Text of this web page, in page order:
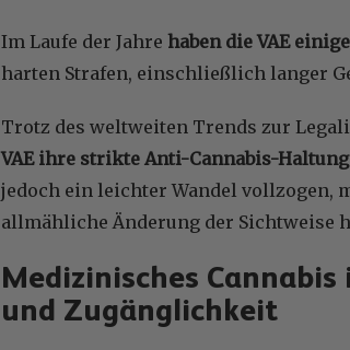
Im Laufe der Jahre haben die VAE
harten Strafen, einschließlich langer
Trotz des weltweiten Trends zur
VAE ihre strikte Anti-Cannabis-
jedoch ein leichter Wandel vollzogen,
allmähliche Änderung der Sichtweise
Medizinisches
und Zugänglichkeit